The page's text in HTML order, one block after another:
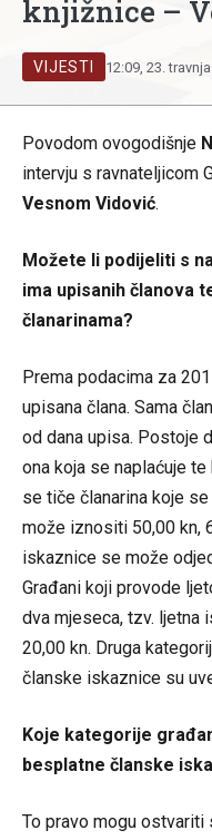
knjižnice –
VIJESTI 12:09, 23.
Povodom ovogodišnje
intervju s ravnateljicom
Vesnom Vidović.
Možete li podijeliti s
ima upisanih članova
članarinama?
Prema podacima za
upisana člana. Sama
od dana upisa. Postoje
ona koja se naplaćuje
se tiče članarina koje
može iznositi 50,00 kn,
iskaznice se može
Građani koji provode
dva mjeseca, tzv. ljetna
20,00 kn. Druga
članske iskaznice su
Koje kategorije
besplatne članske
To pravo mogu ostvariti